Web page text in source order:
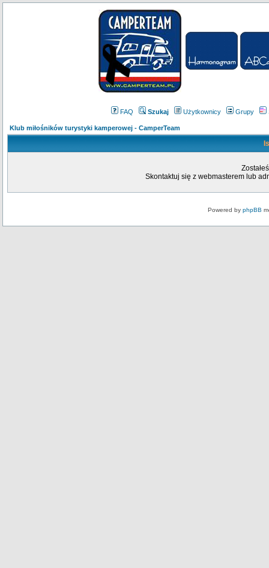
FAQ Szukaj Użytkownicy Grupy
Klub miłośników turystyki kamperowej - CamperTeam
Skontaktuj się z webmasterem lub
Powered by phpBB